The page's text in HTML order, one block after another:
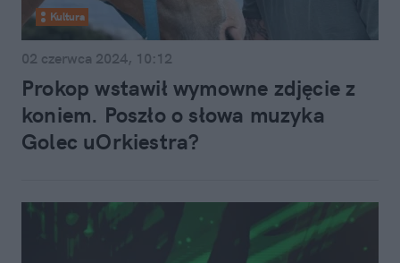
Kultura
02 czerwca 2024, 10:12
Prokop wstawił wymowne zdjęcie z
koniem. Poszło o słowa muzyka
Golec uOrkiestra?